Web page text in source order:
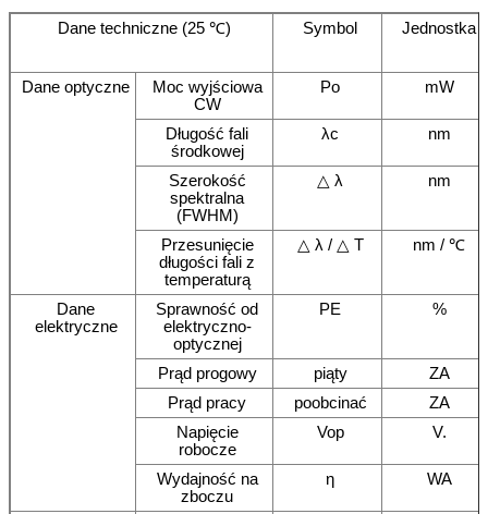
Dane techniczne (25 ℃) Symbol Jednostka
Dane optyczne
Moc wyjściowa
CW
Po mW
Długość fali
środkowej
λc nm
Szerokość
spektralna
(FWHM)
△ λ nm
Przesunięcie
długości fali z
temperaturą
△ λ / △ T nm / ℃
Dane
elektryczne
Sprawność od
elektryczno-
optycznej
PE %
Prąd progowy piąty
ZA
Prąd pracy
poobcinać
ZA
Napięcie
robocze
Vop V.
Wydajność na
zboczu
η WA